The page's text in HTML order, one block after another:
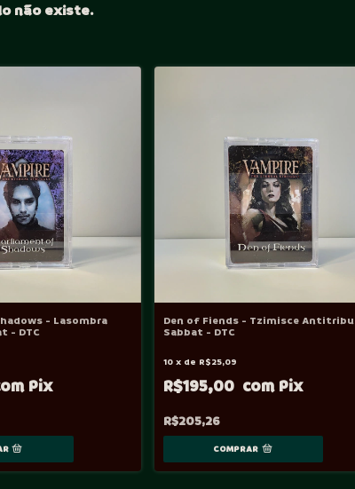
não existe.
- Lasombra
- DTC
Den of Fiends - Tzimisce Antitribu
Sabbat - DTC
R$205,26
R$195,00
10 x de R$25,09